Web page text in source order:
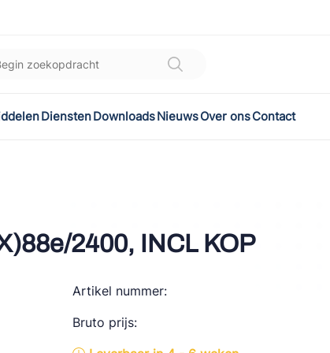
DienstenDownloadsNieuwsOver onsContact
2400, INCL KOP
Artikel nummer:
Bruto prijs: